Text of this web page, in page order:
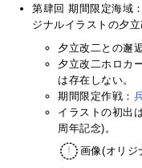
第肆回 期間限定海域：
ジナルイラストの夕
夕立改二との邂
夕立改二ホロカ
は存在しない。
期間限定作戦：
イラストの初出
周年記念)。
画像(オリジ